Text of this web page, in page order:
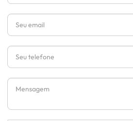
Email
Telefone
Mensagem